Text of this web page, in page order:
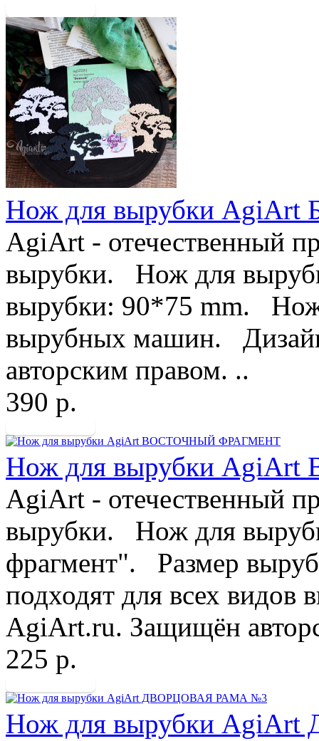
Нож для вырубки
AgiArt - отечественный
вырубки. Нож для
вырубки: 90*75 mm.
вырубных машин.
авторским правом. ..
390 р.
Нож для вырубки
AgiArt - отечественный
вырубки. Нож для
фрагмент". Размер
подходят для всех
AgiArt.ru. Защищён
225 р.
Нож для вырубки